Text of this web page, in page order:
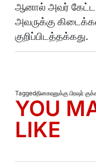
ஆனால் அவர் கேட்ட
அவருக்கு
குறிப்பிடத்தக்கது.
Taggedதினகரனுக்கு பிரஷர்
YOU
LIKE